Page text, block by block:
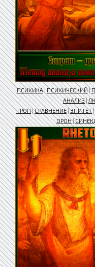
ПСИХИКА|ПСИХИЧЕСКИЙ|
АНАЛИЗ|
ТРОП|СРАВНЕНИЕ|ЭПИТЕТ|
ОРОН|